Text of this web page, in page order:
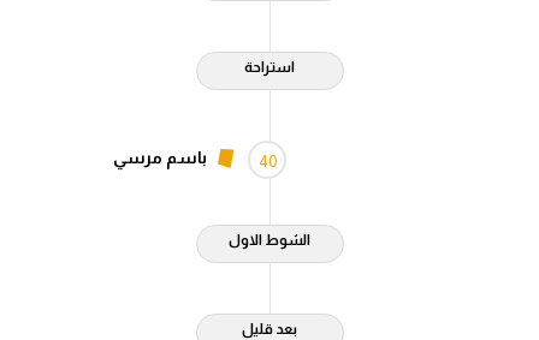
استراحة
40 باسم مرسي
الشوط الاول
بعد قليل